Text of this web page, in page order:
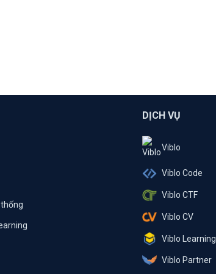
DỊCH VỤ
Viblo
Viblo Code
Viblo CTF
Viblo CV
Viblo Learning
Viblo Partner